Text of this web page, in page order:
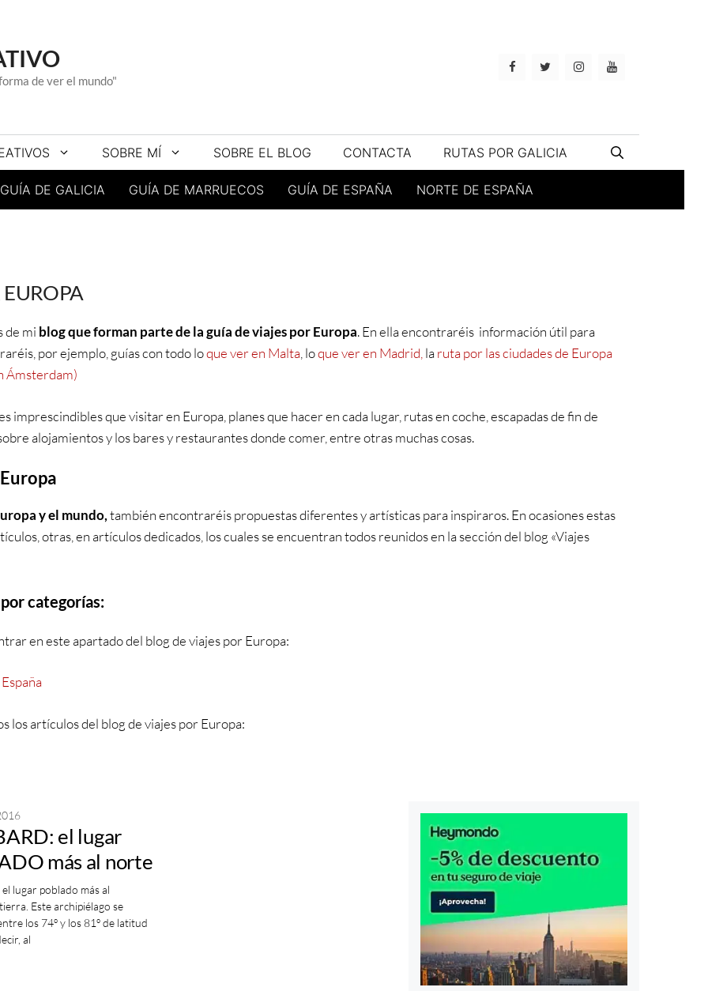
de ver el mundo"
SOBRE MÍ SOBRE EL BLOG CONTACTA RUTAS POR GALICIA
GUÍA DE GALICIA GUÍA DE MARRUECOS GUÍA DE ESPAÑA NORTE DE ESPAÑA
de mi blog que forman parte de la guía de viajes por Europa. En ella encontraréis información útil para
por ejemplo, guías con todo loque ver en Malta , loque ver en Madrid, laruta por las ciudades de Europa
Ámsterdam)
imprescindibles que visitar en Europa, planes que hacer en cada lugar, rutas en coche, escapadas de fin de
alojamientos y los bares y restaurantes donde comer, entre otras muchas cosas.
y el mundo,también encontraréis propuestas diferentes y artísticas para inspiraros. En ocasiones estas
otras, en artículos dedicados, los cuales se encuentran todos reunidos en la sección del blog «Viajes
categorías:
en este apartado del blog de viajes por Europa:
España
los artículos del blog de viajes por Europa:
el lugar
más al norte
lugar poblado más al
Este archipiélago se
los 74º y los 81º de latitud
al